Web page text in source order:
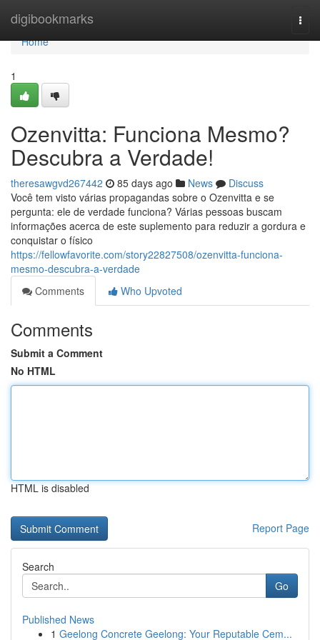
digibookmarks
Home
Home
1
Ozenvitta: Funciona Mesmo?
Descubra a Verdade!
theresawgvd267442 85 days ago News
Discuss
Você tem visto várias propagandas sobre o Ozenvitta e se
pergunta: ele de verdade funciona? Várias pessoas buscam
informações acerca de este suplemento para reduzir a gordura e
conquistar o físico
https://fellowfavorite.com/story22827508/ozenvitta-funciona-
mesmo-descubra-a-verdade
Comments
Who Upvoted
Comments
Submit a Comment
No HTML
HTML is disabled
Report Page
Search
Go
Published News
1 Geelong Concrete Geelong: Your Reputable Cem...